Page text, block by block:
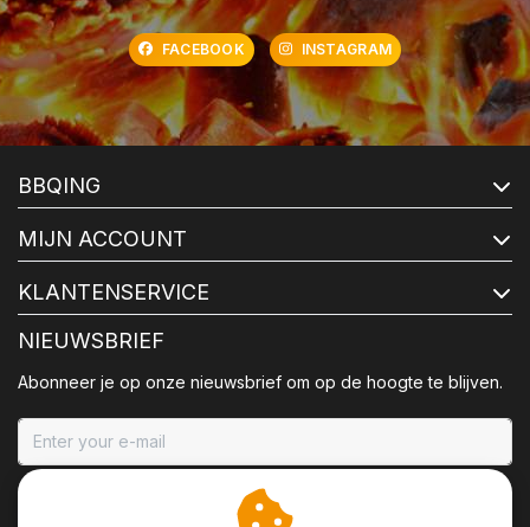
FACEBOOK INSTAGRAM
BBQING
MIJN ACCOUNT
KLANTENSERVICE
NIEUWSBRIEF
Abonneer je op onze nieuwsbrief om op de hoogte te blijven.